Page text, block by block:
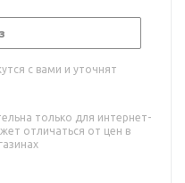
с вами и уточнят
только для интернет-
отличаться от цен в